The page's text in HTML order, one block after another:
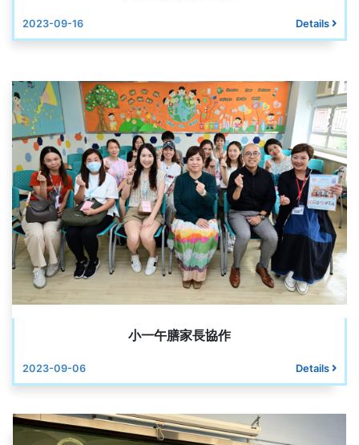
2023-09-16 Details
小一午膳家長協作
2023-09-06 Details